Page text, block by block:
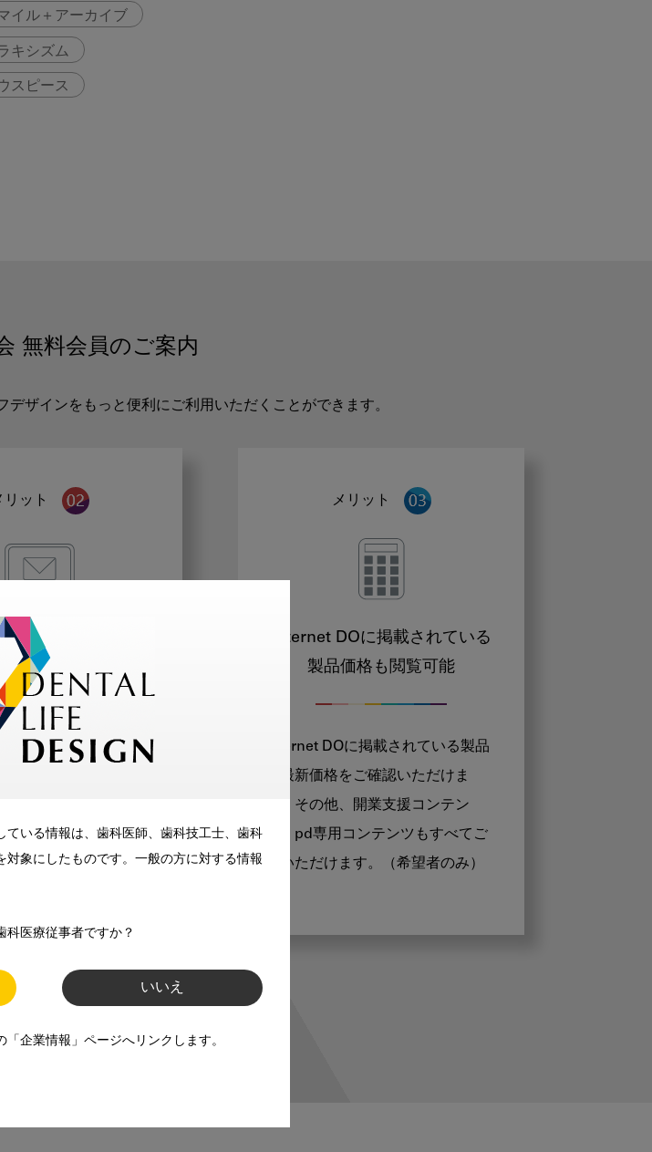
ている情報は、歯科医師、歯科技工士、歯科
対象にしたものです。一般の方に対する情報
科医療従事者ですか？
いいえ
「企業情報」ページへリンクします。
イル＋アーカイブ
キシズム
スピース
無料会員のご案内
ザインをもっと便利にご利用いただくことができます。
リット
るお役立ち情報を
ガジンでお届け
いた職種（歯科医
。
メリット
Internet DOに掲載されている
製品価格も閲覧可能
Internet DOに掲載されている製品
の最新価格をご確認いただけま
す。その他、開業支援コンテン
ツ、pd専用コンテンツもすべてご
覧いただけます。（希望者のみ）
新規登録